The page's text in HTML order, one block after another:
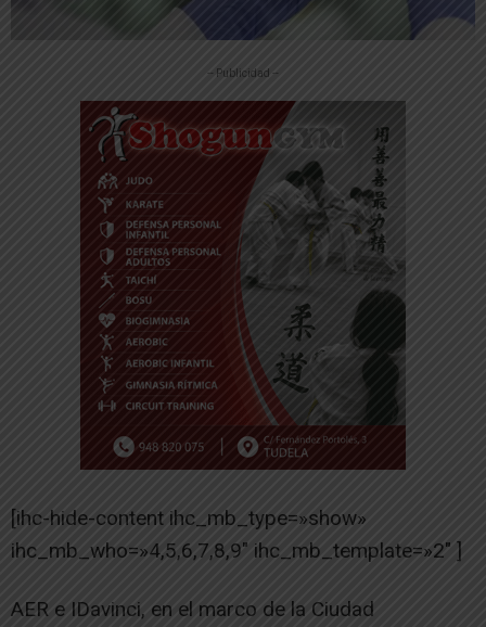
-- Publicidad --
[ihc-hide-content ihc_mb_type=»show»
ihc_mb_who=»4,5,6,7,8,9″ ihc_mb_template=»2″ ]
AER e IDavinci, en el marco de la Ciudad